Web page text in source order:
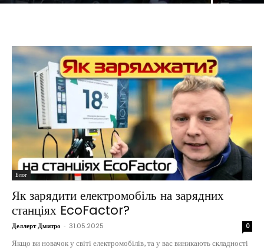
Блог
Як зарядити електромобіль на зарядних
станціях EcoFactor?
Деллерт Дмитро - 31.05.2025
0
Якщо ви новачок у світі електромобілів, та у вас виникають складності